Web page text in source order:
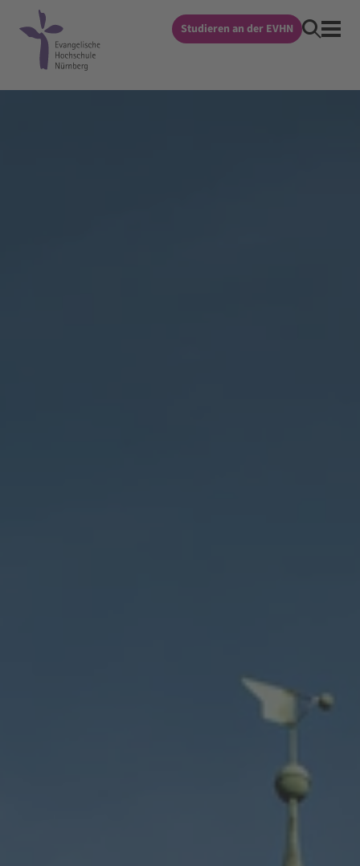
Studieren an der EVHN